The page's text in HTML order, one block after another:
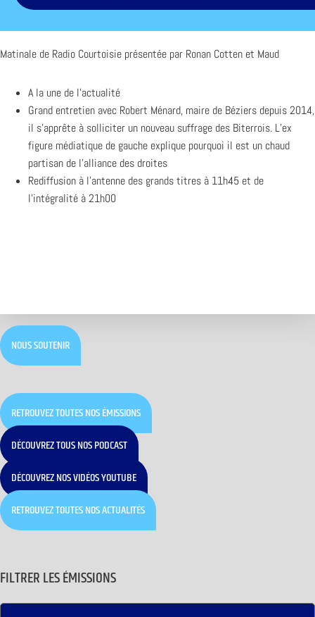
Matinale de Radio Courtoisie présentée par Ronan Cotten et Maud
A la une de l’actualité
Grand entretien avec Robert Ménard, maire de Béziers depuis 2014,
il s’apprête à solliciter un nouveau suffrage des Biterrois. L’ex
figure médiatique de gauche explique pourquoi il est un chaud
partisan de l’alliance des droites
Rediffusion à l’antenne des grands titres à 11h45 et de
l’intégralité à 21h00
NOUS SOUTENIR
RETROUVEZ TOUTES NOS ÉMISSIONS
DÉCOUVREZ TOUS NOS PODCAST
DÉCOUVREZ NOS VIDÉOS YOUTUBE
RETROUVEZ TOUTES NOS ACTUALITÉS
FILTRER LES ÉMISSIONS